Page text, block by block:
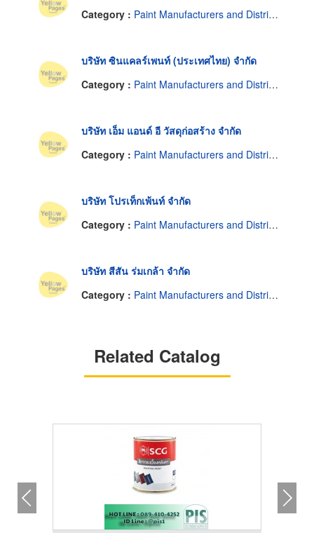
Category : Paint Manufacturers and Distributors
บริษัท ซินแคลร์เพนท์ (ประเทศไทย) จำกัด
Category : Paint Manufacturers and Distributors
บริษัท เอ็ม แอนด์ อี วัสดุก่อสร้าง จำกัด
Category : Paint Manufacturers and Distributors
บริษัท โปรเท็กเพ้นท์ จำกัด
Category : Paint Manufacturers and Distributors
บริษัท สีสัน ร่มเกล้า จำกัด
Category : Paint Manufacturers and Distributors
Related Catalog